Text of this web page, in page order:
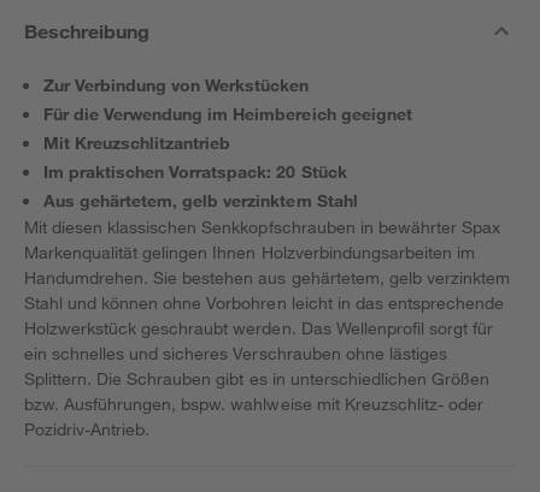
Beschreibung
Zur Verbindung von Werkstücken
Für die Verwendung im Heimbereich geeignet
Mit Kreuzschlitzantrieb
Im praktischen Vorratspack: 20 Stück
Aus gehärtetem, gelb verzinktem Stahl
Mit diesen klassischen Senkkopfschrauben in bewährter Spax
Markenqualität gelingen Ihnen Holzverbindungsarbeiten im
Handumdrehen. Sie bestehen aus gehärtetem, gelb verzinktem
Stahl und können ohne Vorbohren leicht in das entsprechende
Holzwerkstück geschraubt werden. Das Wellenprofil sorgt für
ein schnelles und sicheres Verschrauben ohne lästiges
Splittern. Die Schrauben gibt es in unterschiedlichen Größen
bzw. Ausführungen, bspw. wahlweise mit Kreuzschlitz- oder
Pozidriv-Antrieb.